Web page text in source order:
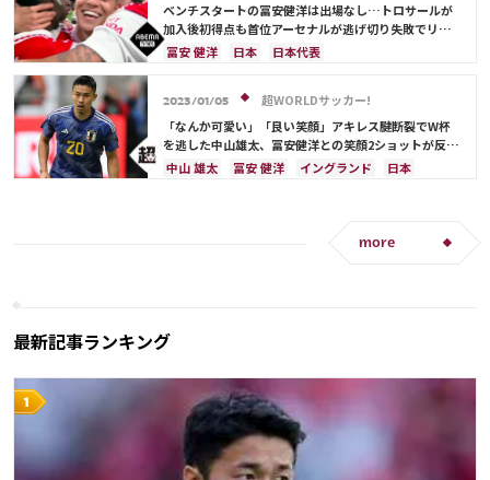
ベンチスタートの冨安健洋は出場なし…トロサールが
加入後初得点も首位アーセナルが逃げ切り失敗でリー
グ戦2戦未勝利
冨安 健洋 日本 日本代表
2023/01/05
超WORLDサッカー!
「なんか可愛い」「良い笑顔」アキレス腱断裂でW杯
を逃した中山雄太、冨安健洋との笑顔2ショットが反響
「楽しい時間を過ごすことができました」
中山 雄太 冨安 健洋 イングランド
日本
more
最新記事ランキング